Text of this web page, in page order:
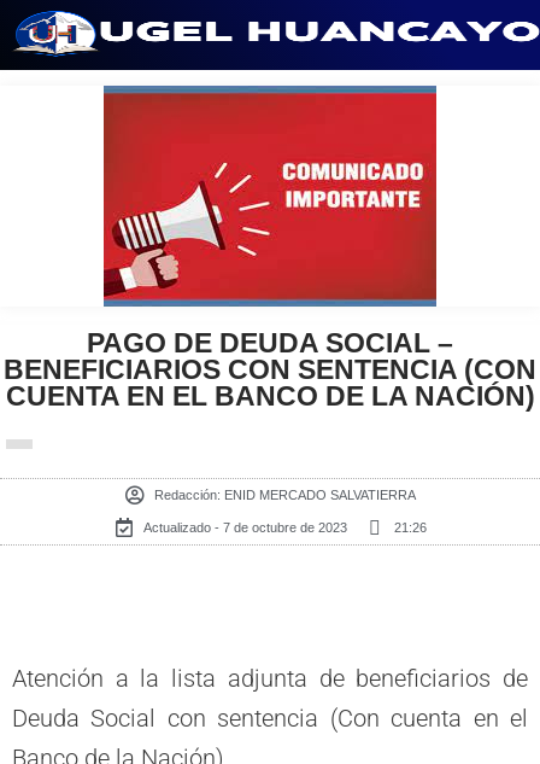
PAGO DE DEUDA SOCIAL –
BENEFICIARIOS CON SENTENCIA (CON
CUENTA EN EL BANCO DE LA NACIÓN)
Redacción: ENID MERCADO SALVATIERRA
Actualizado - 7 de octubre de 2023 21:26
Atención a la lista adjunta de beneficiarios de
Deuda Social con sentencia (Con cuenta en el
Banco de la Nación)